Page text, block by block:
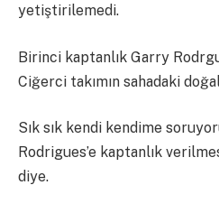
yetiştirilemedi.
Birinci kaptanlık Garry
Ciğerci takımın sahadaki
Sık sık kendi kendime
Rodrigues’e kaptanlık
diye.